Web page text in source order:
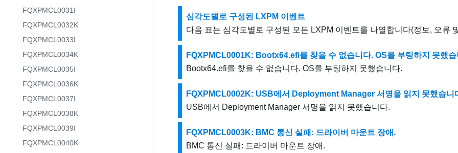
FQXPMCL0031I
FQXPMCL0032K
FQXPMCL0033I
FQXPMCL0034K
FQXPMCL0035I
FQXPMCL0036K
FQXPMCL0037I
FQXPMCL0038K
FQXPMCL0039I
FQXPMCL0040K
심각도별로 구성된 LXPM 이벤트
다음 표는 심각도별로 구성된 모든 LXPM 이벤트를 나열합니다(정보, 오류
FQXPMCL0001K: Bootx64.efi를 찾을 수 없습니다. OS를 부팅하지 못했습
Bootx64.efi를 찾을 수 없습니다. OS를 부팅하지 못했습니다.
FQXPMCL0002K: USB에서 Deployment Manager 서명을 읽지 못했습니
USB에서 Deployment Manager 서명을 읽지 못했습니다.
FQXPMCL0003K: BMC 통신 실패: 드라이버 마운트 장애.
BMC 통신 실패: 드라이버 마운트 장애.